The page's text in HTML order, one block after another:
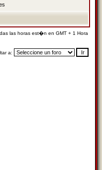
las horas est�n en GMT + 1 Hora
a: